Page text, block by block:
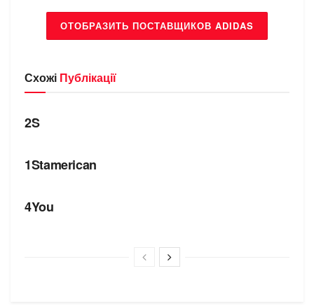
ОТОБРАЗИТЬ ПОСТАВЩИКОВ ADIDAS
Схожі Публікації
БРЕНДИ
2S
1Stamerican
4You